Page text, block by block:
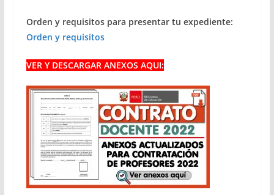
Orden y requisitos para presentar tu expediente:
Orden y requisitos
VER Y DESCARGAR ANEXOS AQUI: